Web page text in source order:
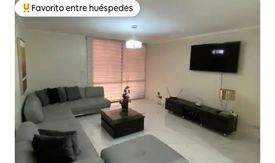
Favorito entre huéspedes preferido
Favorito entre huéspedes